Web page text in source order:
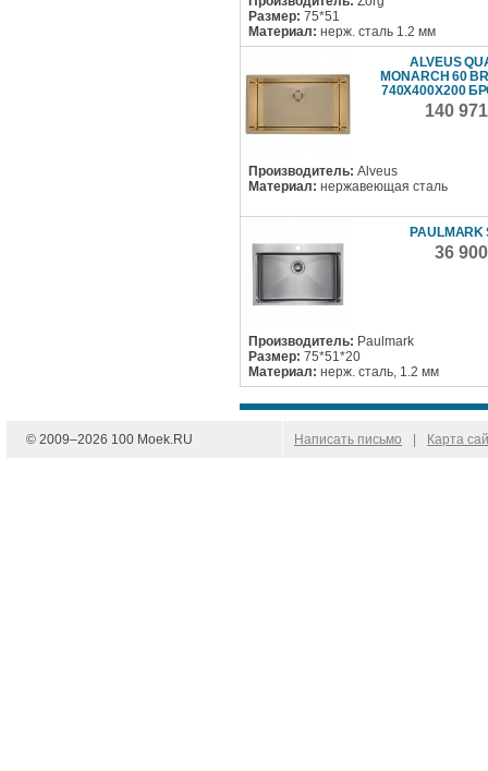
Размер: 75*51
Материал: нерж. сталь 1.2 мм
ALVEUS
MONARCH 60
740X400X200
140
Производитель: Alveus
Материал: нержавеющая сталь
PAULMARK
36
Производитель: Paulmark
Размер: 75*51*20
Материал: нерж. сталь, 1.2 мм
© 2009–2026 100 Moek.RU Написать письмо | Карта